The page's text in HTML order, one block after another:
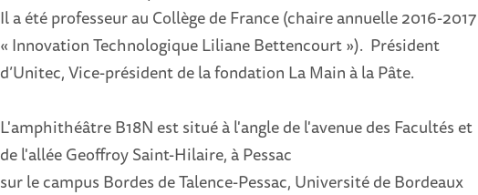
Il a été professeur au Collège de France (chaire annuelle 2016-2017
« Innovation Technologique Liliane Bettencourt »). Président
d’Unitec, Vice-président de la fondation La Main à la Pâte.
L'amphithéâtre B18N est situé à l'angle de l'avenue des Facultés et
de l'allée Geoffroy Saint-Hilaire, à Pessac
sur le campus Bordes de Talence-Pessac, Université de Bordeaux